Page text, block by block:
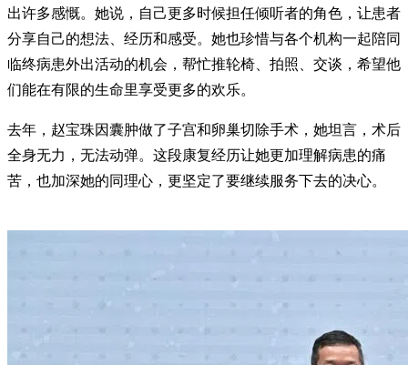
出许多感慨。她说，自己更多时候担任倾听者的角色，让患者
分享自己的想法、经历和感受。她也珍惜与各个机构一起陪同
临终病患外出活动的机会，帮忙推轮椅、拍照、交谈，希望他
们能在有限的生命里享受更多的欢乐。
去年，赵宝珠因囊肿做了子宫和卵巢切除手术，她坦言，术后
全身无力，无法动弹。这段康复经历让她更加理解病患的痛
苦，也加深她的同理心，更坚定了要继续服务下去的决心。